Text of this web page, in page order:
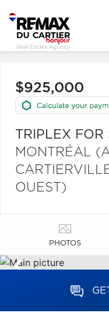
$925,000
TRIPLEX FOR
MONTRÉAL
OUEST)
PHOTOS